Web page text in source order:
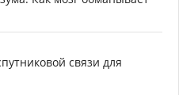
связи для